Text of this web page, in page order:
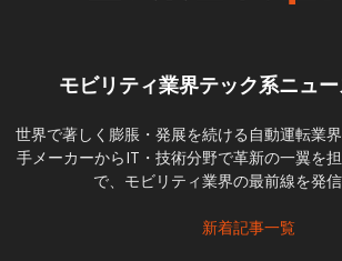
モビリティ業界テック系ニュ
世界で著しく膨脹・発展を続ける自動運転業
手メーカーからIT・技術分野で革新の一翼を
で、モビリティ業界の最前線を発信
新着記事一覧